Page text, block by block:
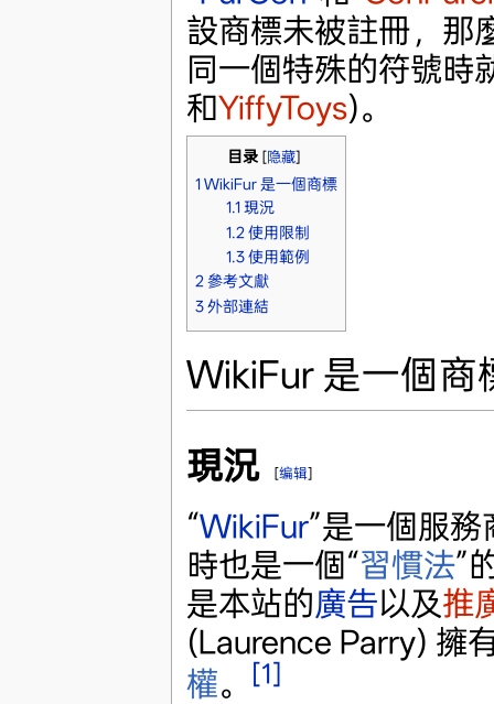
設商標未被註冊，那
同一個特殊的符號時
和YiffyToys)。
目录 [隐藏]
1 WikiFur 是一個商標
1.1 現況
1.2使用限制
1.3使用範例
2 參考文獻
3 外部連結
WikiFur 是一個商
現況 [编辑]
“WikiFur”是一個服
時也是一個“習慣法”
是本站的廣告以及推
(Laurence Parry) 擁
權。 [1]